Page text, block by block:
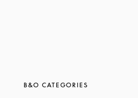
B&O CATEGORIES